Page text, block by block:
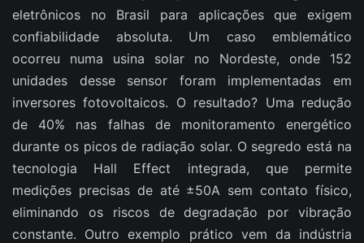
eletrônicos no Brasil para aplicações que exigem
confiabilidade absoluta. Um caso emblemático
ocorreu numa usina solar no Nordeste, onde 152
unidades desse sensor foram implementadas em
inversores fotovoltaicos. O resultado? Uma redução
de 40% nas falhas de monitoramento energético
durante os picos de radiação solar. O segredo está na
tecnologia Hall Effect integrada, que permite
medições precisas de até ±50A sem contato físico,
eliminando os riscos de degradação por vibração
constante. Outro exemplo prático vem da indústria